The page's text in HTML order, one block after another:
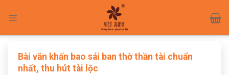
Bài văn khấn bao sái ban thờ thần tài chuẩn
nhất, thu hút tài lộc